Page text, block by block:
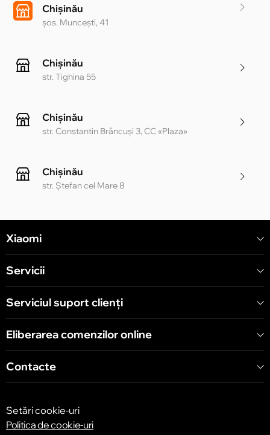
Chișinău
șos. Muncești, 41
Chișinău
str. Tighina 55
Chișinău
str. Constantin Brâncuși 3, CC «Plaza»
Chișinău
str. Ștefan cel Mare 8
Chișinău
str. Arborilor 21, CC «Shopping MallDova»
Xiaomi
Servicii
Serviciul suport clienţi
Eliberarea comenzilor online
Contacte
Setări cookie-uri
Politica de cookie-uri